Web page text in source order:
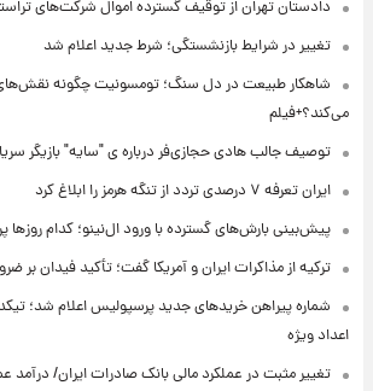
دادستان تهران از توقیف گسترده اموال شرکت‌های
تغییر در شرایط بازنشستگی؛ شرط جدید اعلام شد
شاهکار طبیعت در دل سنگ؛ تومسونیت چگونه
می‌کند؟+فیلم
توصیف جالب هادی حجازی‌فر درباره ی "سایه" بازیگر
ایران تعرفه ۷ درصدی تردد از تنگه هرمز را ابلاغ کرد
پیش‌بینی بارش‌های گسترده با ورود ال‌نینو؛ کدام روزها
ترکیه از مذاکرات ایران و آمریکا گفت؛ تأکید فیدان بر
شماره پیراهن خریدهای جدید پرسپولیس اعلام شد؛
اعداد ویژه